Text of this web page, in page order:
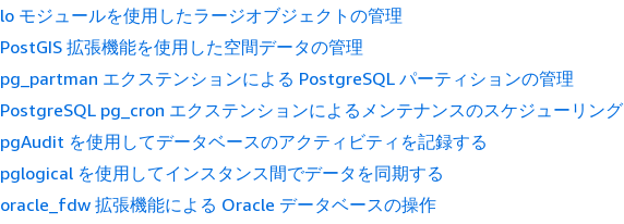
lo モジュールを使用したラージオブジェクトの管理
PostGIS 拡張機能を使用した空間データの管理
pg_partman エクステンションによる PostgreSQL パーティションの管理
PostgreSQL pg_cron エクステンションによるメンテナンスのスケジューリング
pgAudit を使用してデータベースのアクティビティを記録する
pglogical を使用してインスタンス間でデータを同期する
oracle_fdw 拡張機能による Oracle データベースの操作